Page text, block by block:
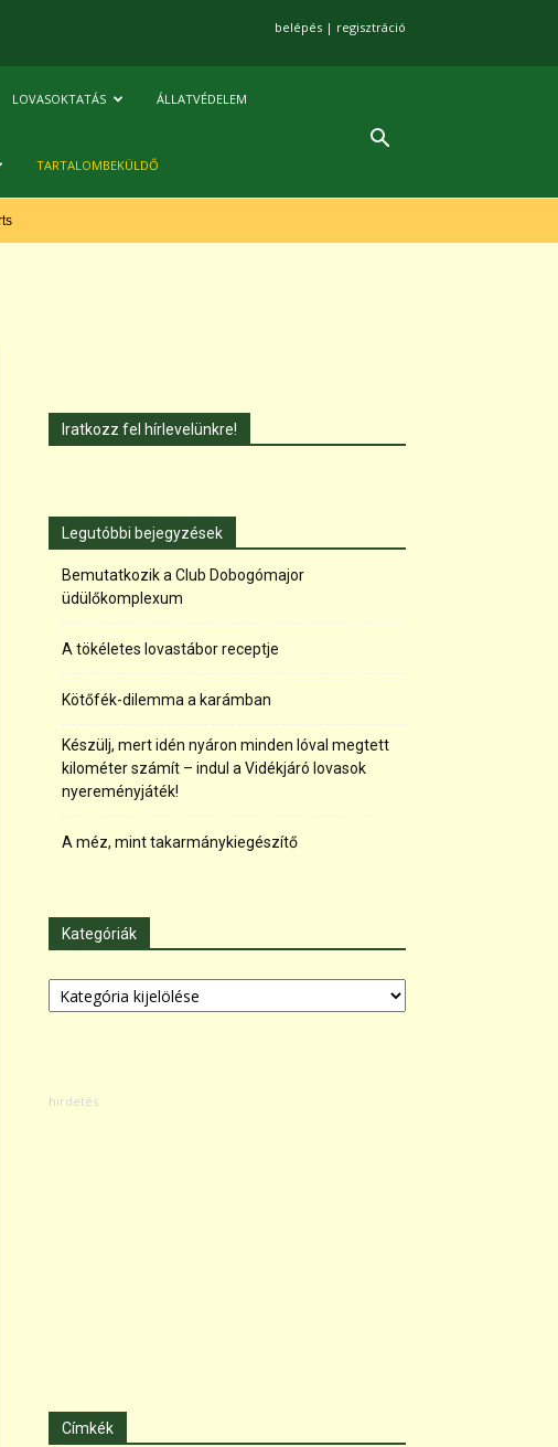
belépés | regisztráció
LOVASOKTATÁS ÁLLATVÉDELEM
TARTALOMBEKÜLDŐ
Iratkozz fel hírlevelünkre!
Legutóbbi bejegyzések
Bemutatkozik a Club Dobogómajor
üdülőkomplexum
A tökéletes lovastábor receptje
Kötőfék-dilemma a karámban
Készülj, mert idén nyáron minden lóval megtett
kilométer számít – indul a Vidékjáró lovasok
nyereményjáték!
A méz, mint takarmánykiegészítő
Kategóriák
Kategóriák
Címkék